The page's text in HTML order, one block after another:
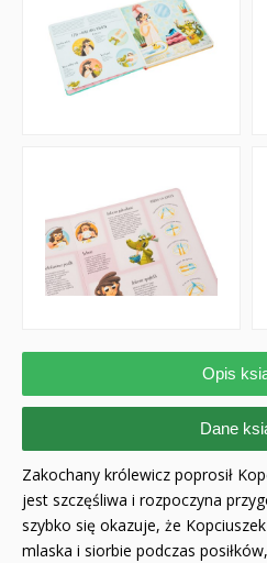
Opis
Zakochany królewicz poprosił
jest szczęśliwa i rozpoczyna
szybko się okazuje, że
mlaska i siorbie podczas